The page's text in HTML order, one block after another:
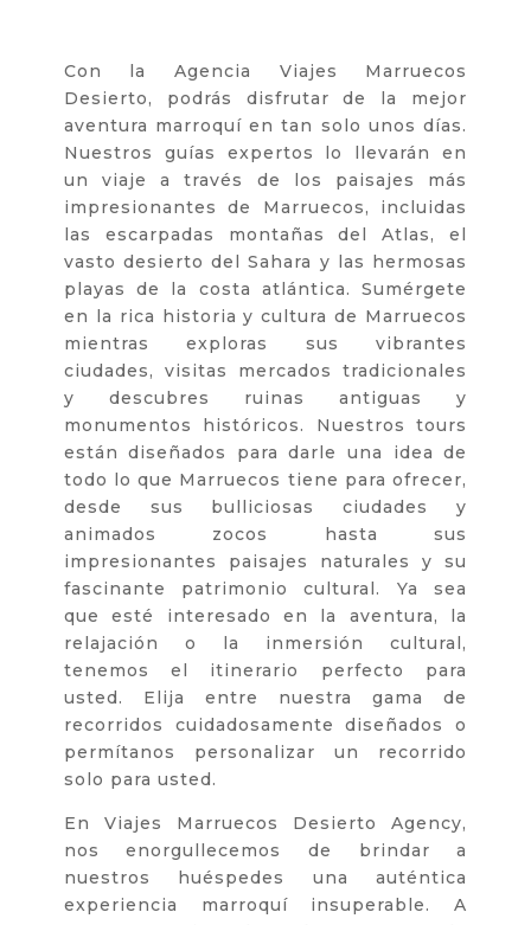
Con la Agencia Viajes Marruecos
Desierto, podrás disfrutar de la mejor
aventura marroquí en tan solo unos días.
Nuestros guías expertos lo llevarán en
un viaje a través de los paisajes más
impresionantes de Marruecos, incluidas
las escarpadas montañas del Atlas, el
vasto desierto del Sahara y las hermosas
playas de la costa atlántica. Sumérgete
en la rica historia y cultura de Marruecos
mientras exploras sus vibrantes
ciudades, visitas mercados tradicionales
y descubres ruinas antiguas y
monumentos históricos. Nuestros tours
están diseñados para darle una idea de
todo lo que Marruecos tiene para ofrecer,
desde sus bulliciosas ciudades y
animados zocos hasta sus
impresionantes paisajes naturales y su
fascinante patrimonio cultural. Ya sea
que esté interesado en la aventura, la
relajación o la inmersión cultural,
tenemos el itinerario perfecto para
usted. Elija entre nuestra gama de
recorridos cuidadosamente diseñados o
permítanos personalizar un recorrido
solo para usted.
En Viajes Marruecos Desierto Agency,
nos enorgullecemos de brindar a
nuestros huéspedes una auténtica
experiencia marroquí insuperable. A